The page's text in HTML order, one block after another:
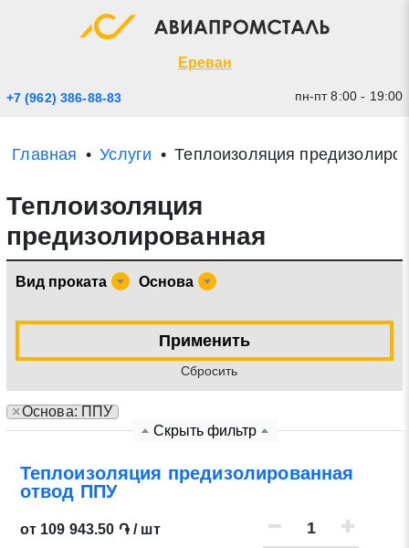
Ереван
+7 (962) 386-88-83 пн-пт 8:00 - 19:00
Главная Услуги Теплоизоляция
Теплоизоляция
предизолированная
Вид проката Основа
Применить
Cбросить
×Основа: ППУ
Скрыть фильтр
Теплоизоляция предизолированная
отвод ППУ
от 109 943.50 ֏ / шт
Экспресс заявка
Прикрепить файл (до 20 mb)
Отправить заявку
согласие на обработку своих персональных данных в
соответствии со статьей 9 Федерального закона от 27
также соглашаетесь на информационную рассылку по